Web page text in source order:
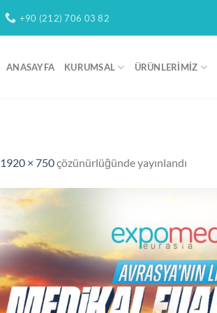
+90 (212) 706 03 82
ANASAYFA KURUMSAL ÜRÜNLERIMIZ
1920 × 750çözünürlüğünde yayınlandı